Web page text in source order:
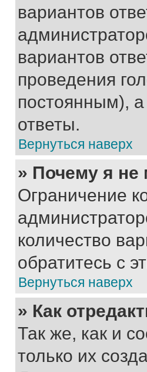
вариантов
вариантов
проведения
постоянным),
ответы.
Вернуться наверх
» Почему я не
Ограничение
количество
обратитесь с
Вернуться наверх
» Как
Так же, как и
только их